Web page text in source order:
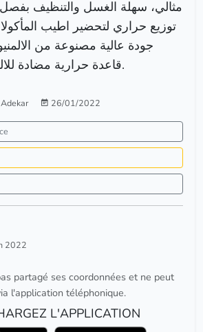
مثالي، سهلة الغسل والتنظيف
توزيع حراري لتحضير اطيب
جودة عالية مصنوعة من
قاعدة حرارية مضادة للالتصاق أو الإحتراق.
Adekar 26/01/2022
2022
partagé ses coordonnées et ne peut
l'application téléphonique.
L'APPLICATION